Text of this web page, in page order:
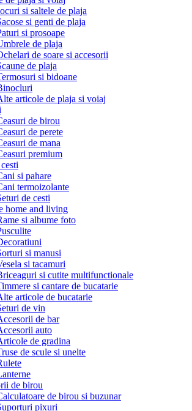
si saltele de plaja
si genti de plaja
si prosoape
de plaja
de soare si accesorii
de plaja
si bidoane
articole de plaja si voiaj
de birou
de perete
de mana
premium
si pahare
termoizolante
de cesti
home and living
si albume foto
si manusi
si tacamuri
si cutite multifunctionale
si cantare de bucatarie
articole de bucatarie
de vin
de bar
auto
de gradina
de scule si unelte
de birou
de birou si buzunar
pixuri